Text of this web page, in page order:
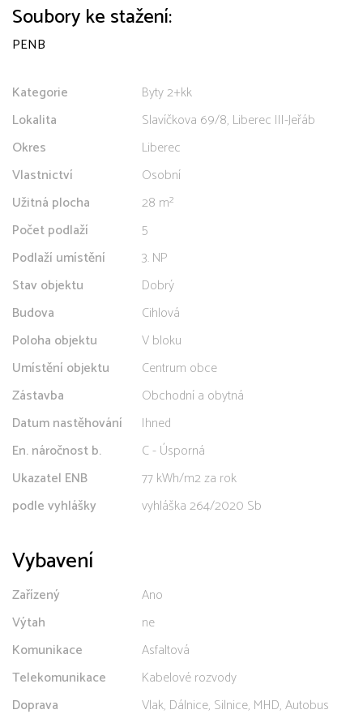
Soubory ke stažení:
PENB
Kategorie
Byty 2+kk
Lokalita
Slavíčkova 69/8, Liberec III-Jeřáb
Okres
Liberec
Vlastnictví
Osobní
Užitná plocha
28 m²
Počet podlaží
5
Podlaží umístění
3. NP
Stav objektu
Dobrý
Budova
Cihlová
Poloha objektu
V bloku
Umístění objektu
Centrum obce
Zástavba
Obchodní a obytná
Datum nastěhování
Ihned
En. náročnost b.
C - Úsporná
Ukazatel ENB
77 kWh/m2 za rok
podle vyhlášky
vyhláška 264/2020 Sb
Vybavení
Zařízený
Ano
Výtah
ne
Komunikace
Asfaltová
Telekomunikace
Kabelové rozvody
Doprava
Vlak, Dálnice, Silnice, MHD, Autobus